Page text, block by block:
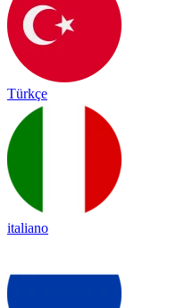
Türkçe
italiano